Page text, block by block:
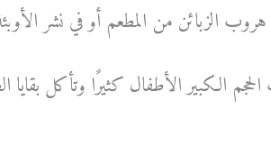
الزبائن من المطعم أو في نشر الأوبئة
الكبير الأطفال كثيرًا وتأكل بقايا